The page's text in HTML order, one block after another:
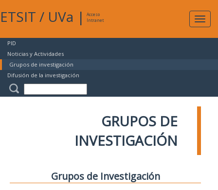
ETSIT / UVa |
Acceso
Intranet
PID
Noticias y Actividades
Grupos de investigación
Difusión de la investigación
GRUPOS DE
INVESTIGACIÓN
Grupos de Investigación